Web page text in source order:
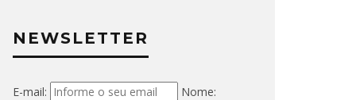
NEWSLETTER
E-mail: Nome: